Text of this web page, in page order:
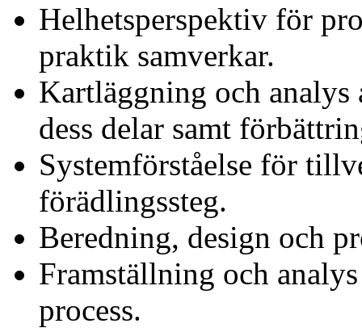
Helhetsperspektiv för
praktik samverkar.
Kartläggning och analys
dess delar samt
Systemförståelse för
förädlingssteg.
Beredning, design och
Framställning och
process.